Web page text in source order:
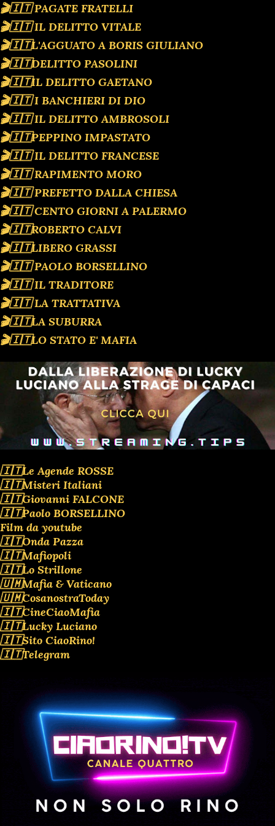
🎬🇮🇹 PAGATE FRATELLI
🎬🇮🇹 IL DELITTO VITALE
🎬🇮🇹L'AGGUATO A BORIS GIULIANO
🎬🇮🇹DELITTO PASOLINI
🎬🇮🇹IL DELITTO GAETANO
🎬🇮🇹 I BANCHIERI DI DIO
🎬🇮🇹 IL DELITTO AMBROSOLI
🎬🇮🇹PEPPINO IMPASTATO
🎬🇮🇹 IL DELITTO FRANCESE
🎬🇮🇹 RAPIMENTO MORO
🎬🇮🇹 PREFETTO DALLA CHIESA
🎬🇮🇹 CENTO GIORNI A PALERMO
🎬🇮🇹ROBERTO CALVI
🎬🇮🇹LIBERO GRASSI
🎬🇮🇹 PAOLO BORSELLINO
🎬🇮🇹 IL TRADITORE
🎬🇮🇹 LA TRATTATIVA
🎬🇮🇹LA SUBURRA
🎬🇮🇹LO STATO E' MAFIA
🇮🇹Le Agende ROSSE
🇮🇹Misteri Italiani
🇮🇹Giovanni FALCONE
🇮🇹Paolo BORSELLINO
Film da youtube
🇮🇹Onda Pazza
🇮🇹Mafiopoli
🇮🇹Lo Strillone
🇺🇲Mafia & Vaticano
🇺🇲CosanostraToday
🇮🇹CineCiaoMafia
🇮🇹Lucky Luciano
🇮🇹Sito CiaoRino!
🇮🇹Telegram